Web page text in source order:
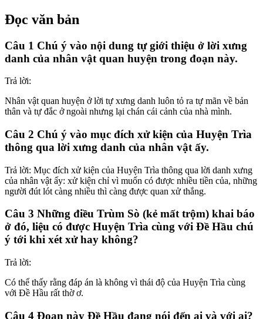
Đọc văn bản
Câu 1 Chú ý vào nội dung tự giới thiệu ở lời xưng
danh của nhân vật quan huyện trong đoạn này.
Trả lời:
Nhân vật quan huyện ở lời tự xưng danh luôn tỏ ra tự mãn về bản
thân và tự đắc ở ngoài nhưng lại chán cái cảnh của nhà mình.
Câu 2 Chú ý vào mục đích xử kiện của Huyện Trìa
thông qua lời xưng danh của nhân vật ấy.
Trả lời: Mục đích xử kiện của Huyện Trìa thông qua lời danh xưng
của nhân vật ấy: xử kiện chỉ vì muốn có được nhiều tiền của, những
người đút lót càng nhiều thì càng được quan xử thắng.
Câu 3 Những điều Trùm Sò (kẻ mất trộm) khai báo
ở đó, liệu có được Huyện Trìa cùng với Đề Hầu chú
ý tới khi xét xử hay không?
Trả lời:
Có thể thấy rằng đáp án là không vì thái độ của Huyện Trìa cùng
với Đề Hầu rất thờ ơ.
Câu 4 Đoạn này Đề Hầu đang nói đến ai và với ai?